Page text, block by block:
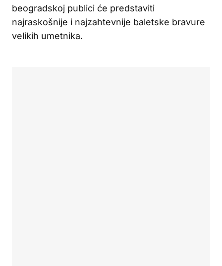
beogradskoj publici će predstaviti
najraskošnije i najzahtevnije baletske bravure
velikih umetnika.